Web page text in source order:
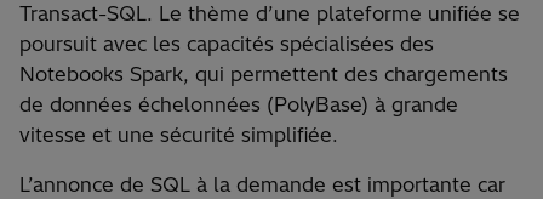
Transact-SQL. Le thème d’une plateforme unifiée se
poursuit avec les capacités spécialisées des
Notebooks Spark, qui permettent des chargements
de données échelonnées (PolyBase) à grande
vitesse et une sécurité simplifiée.
L’annonce de SQL à la demande est importante car